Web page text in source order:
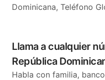
Dominicana, Teléfono
Llama a cualquier
República
Habla con familia,